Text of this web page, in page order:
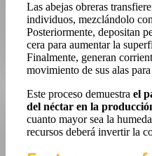
Las abejas obreras
individuos, mezclándolo
Posteriormente, depositan
cera para aumentar la
Finalmente, generan
movimiento de sus alas
Este proceso demuestra el
del néctar en la
cuanto mayor sea la
recursos deberá invertir la